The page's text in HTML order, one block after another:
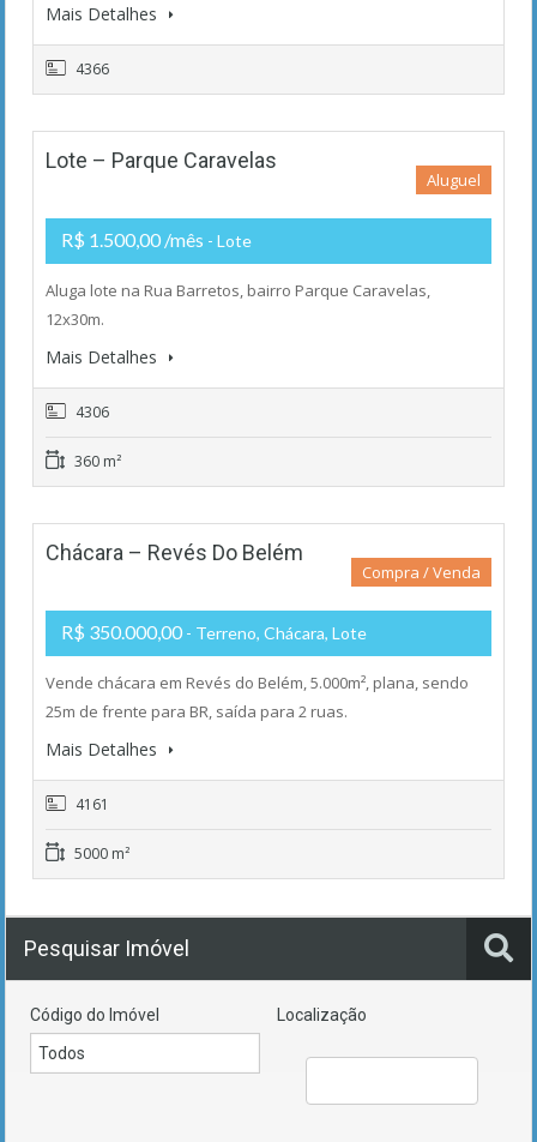
Mais Detalhes
4366
Lote – Parque Caravelas
Aluguel
R$ 1.500,00 /mês - Lote
Aluga lote na Rua Barretos, bairro Parque Caravelas,
12x30m.
Mais Detalhes
4306
360 m²
Chácara – Revés Do Belém
Compra / Venda
R$ 350.000,00 - Terreno, Chácara, Lote
Vende chácara em Revés do Belém, 5.000m², plana, sendo
25m de frente para BR, saída para 2 ruas.
Mais Detalhes
4161
5000 m²
Pesquisar Imóvel
Código do Imóvel Localização